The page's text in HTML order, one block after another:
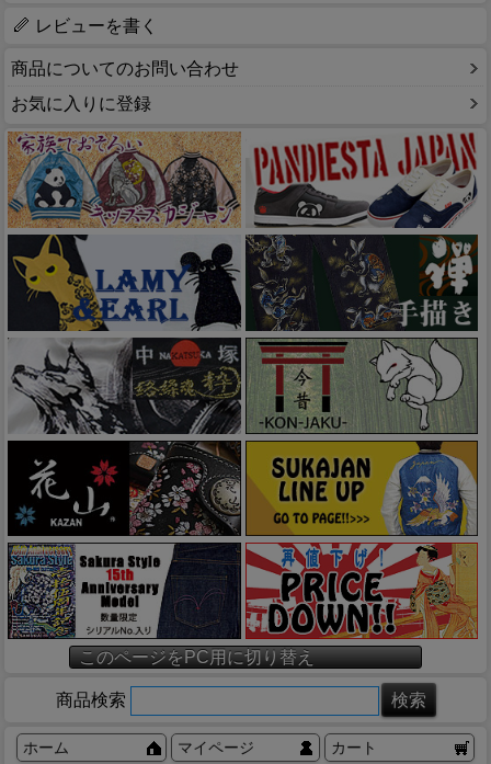
レビューを書く
商品についてのお問い合わせ
お気に入りに登録
このページをPC用に切り替え
商品検索
ホーム マイページ カート